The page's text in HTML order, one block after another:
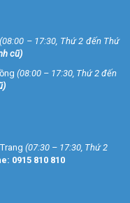
(08:00 – 17:30, Thứ 2 đến Thứ
cũ)
(08:00 – 17:30, Thứ 2 đến
(07:30 – 17:30, Thứ 2
0915 810 810